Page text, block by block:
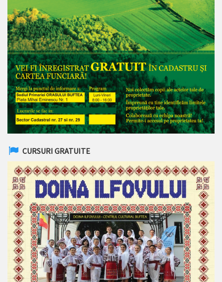
CURSURI GRATUITE